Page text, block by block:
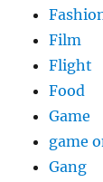
Film
Flight
Food
Game
game
Gang